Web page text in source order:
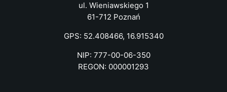
ul. Wieniawskiego 1
61-712 Poznań
GPS: 52.408466, 16.915340
NIP: 777-00-06-350
REGON: 000001293